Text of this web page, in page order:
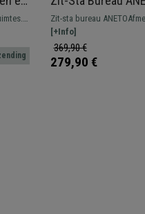
-119 cm,
Hoogtes, Zwart
Zit-sta bureau
cm hoog.
blastbaar tot 80 kg
[+Info]
369,90 €
279,90 €